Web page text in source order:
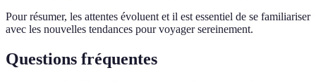
Pour résumer, les attentes évoluent et il est essentiel de se familiariser
avec les nouvelles tendances pour voyager sereinement.
Questions fréquentes